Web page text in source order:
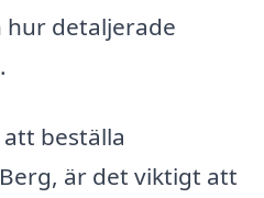
detaljerade
beställa
är det viktigt att